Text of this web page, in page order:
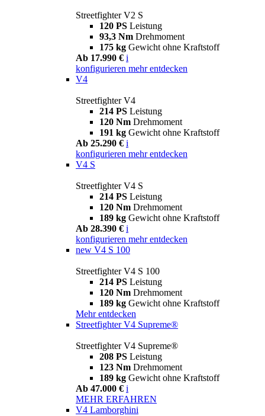
Streetfighter V2 S
120 PS Leistung
93,3 Nm Drehmoment
175 kg Gewicht ohne Kraftstoff
Ab 17.990 € i
konfigurieren mehr entdecken
V4
Streetfighter V4
214 PS Leistung
120 Nm Drehmoment
191 kg Gewicht ohne Kraftstoff
Ab 25.290 € i
konfigurieren mehr entdecken
V4 S
Streetfighter V4 S
214 PS Leistung
120 Nm Drehmoment
189 kg Gewicht ohne Kraftstoff
Ab 28.390 € i
konfigurieren mehr entdecken
new V4 S 100
Streetfighter V4 S 100
214 PS Leistung
120 Nm Drehmoment
189 kg Gewicht ohne Kraftstoff
Mehr entdecken
Streetfighter V4 Supreme®
Streetfighter V4 Supreme®
208 PS Leistung
123 Nm Drehmoment
189 kg Gewicht ohne Kraftstoff
Ab 47.000 € i
MEHR ERFAHREN
V4 Lamborghini